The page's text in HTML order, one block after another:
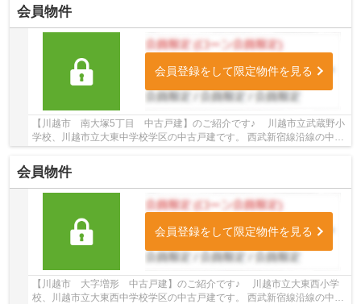
会員物件
会員登録をして限定物件を見る
【川越市 南大塚5丁目 中古戸建】のご紹介です♪ 川越市立武蔵野小
学校、川越市立大東中学校学区の中古戸建です。 西武新宿線沿線の中古
戸建♪南大塚駅徒歩13分の中古戸建です。 お...
会員物件
会員登録をして限定物件を見る
【川越市 大字増形 中古戸建】のご紹介です♪ 川越市立大東西小学
校、川越市立大東西中学校学区の中古戸建です。 西武新宿線沿線の中古